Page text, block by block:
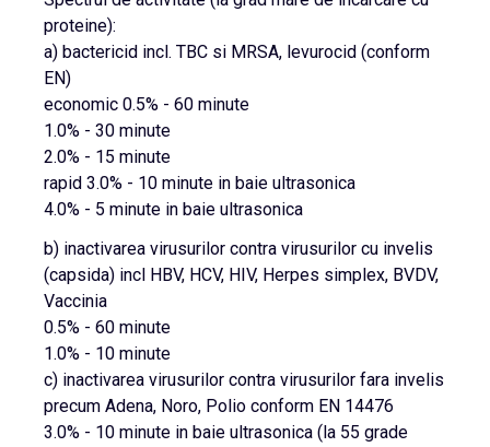
proteine):
a) bactericid incl. TBC si MRSA, levurocid (conform
EN)
economic 0.5% - 60 minute
1.0% - 30 minute
2.0% - 15 minute
rapid 3.0% - 10 minute in baie ultrasonica
4.0% - 5 minute in baie ultrasonica
b) inactivarea virusurilor contra virusurilor cu invelis
(capsida) incl HBV, HCV, HIV, Herpes simplex, BVDV,
Vaccinia
0.5% - 60 minute
1.0% - 10 minute
c) inactivarea virusurilor contra virusurilor fara invelis
precum Adena, Noro, Polio conform EN 14476
3.0% - 10 minute in baie ultrasonica (la 55 grade